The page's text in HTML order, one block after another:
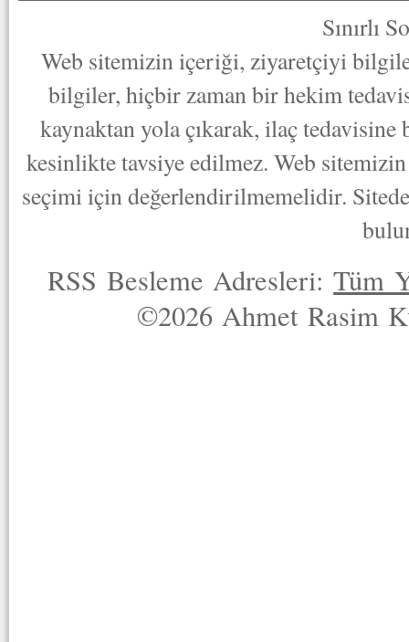
Sınırlı
Web sitemizin içeriği, ziyaretçiyi
bilgiler, hiçbir zaman bir hekim
kaynaktan yola çıkarak, ilaç
kesinlikte tavsiye edilmez. Web
seçimi için değerlendirilmemelidir.
RSS Besleme Adresleri:Tüm
©2026 Ahmet Rasim